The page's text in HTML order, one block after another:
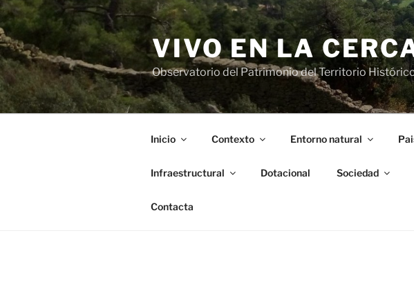
Saltar
al
contenido
VIVO EN LA
Observatorio del Patrimonio del Territorio
Inicio Contexto Entorno natural
Infraestructural Dotacional Sociedad
Contacta